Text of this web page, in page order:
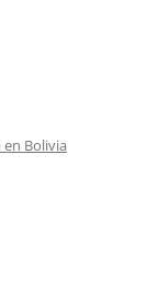
Bolivia